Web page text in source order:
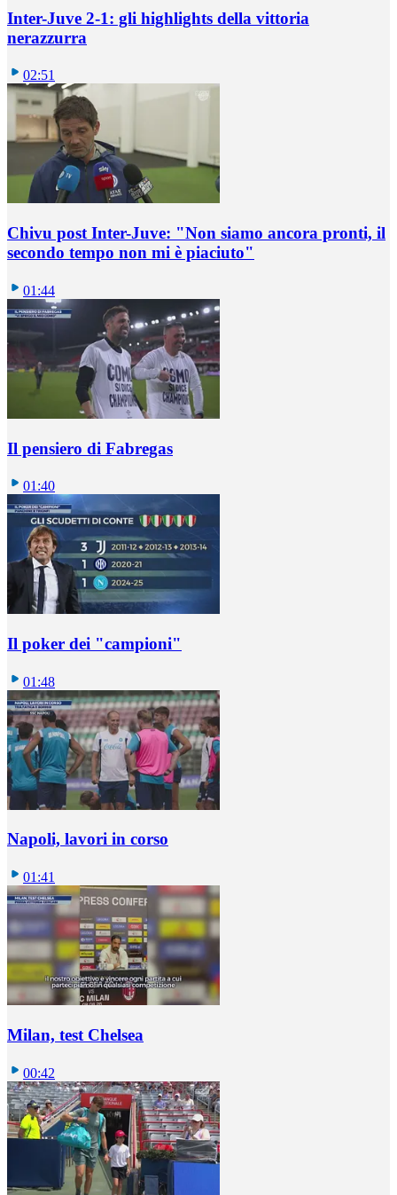
Inter-Juve 2-1: gli highlights della vittoria
nerazzurra
02:51
Chivu post Inter-Juve: "Non siamo ancora pronti, il
secondo tempo non mi è piaciuto"
01:44
Il pensiero di Fabregas
01:40
Il poker dei "campioni"
01:48
Napoli, lavori in corso
01:41
Milan, test Chelsea
00:42